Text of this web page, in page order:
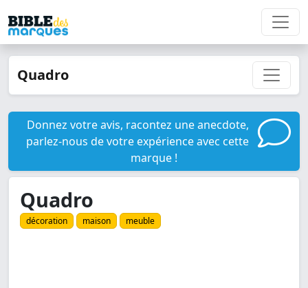
Quadro
Donnez votre avis, racontez une anecdote,
parlez-nous de votre expérience avec cette
marque !
Quadro
décoration maison meuble